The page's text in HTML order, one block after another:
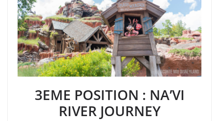
3EME POSITION : NA’VI
RIVER JOURNEY